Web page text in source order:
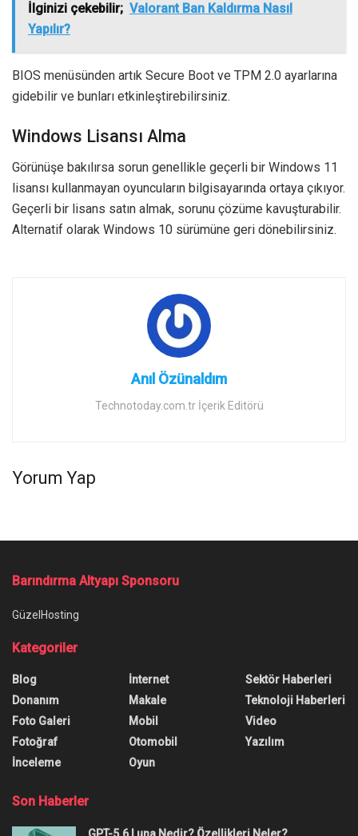
İlginizi çekebilir; Valorant Ban Kaldırma Nasıl
Yapılır?
BIOS menüsünden artık Secure Boot ve TPM 2.0 ayarlarına
gidebilir ve bunları etkinleştirebilirsiniz.
Windows Lisansı Alma
Görünüşe bakılırsa sorun genellikle geçerli bir Windows 11
lisansı kullanmayan oyuncuların bilgisayarında ortaya çıkıyor.
Geçerli bir lisans satın almak, sorunu çözüme kavuşturabilir.
Alternatif olarak Windows 10 sürümüne geri dönebilirsiniz.
Anıl Özünaldım
Technotoday.com.tr İçerik Editörü
Yorum Yap
Barındırma Altyapı Sponsoru
GüzelHosting
Kategoriler
Blog
Donanım
Foto Galeri
Fotoğraf
İnceleme
İnternet
Makale
Mobil
Otomobil
Oyun
Sektör Haberleri
Teknoloji Haberleri
Video
Yazılım
Son Haberler
GPT-5.6 Luna Nedir? Özellikleri Neler?